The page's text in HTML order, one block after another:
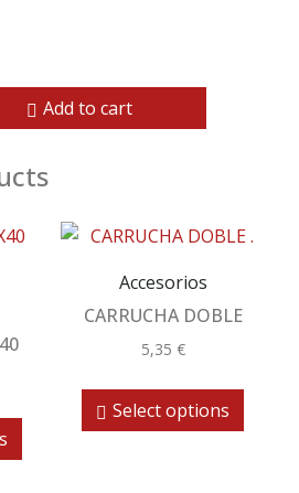
Add to cart
Accesorios
CARRUCHA DOBLE
5,35 €
Select options